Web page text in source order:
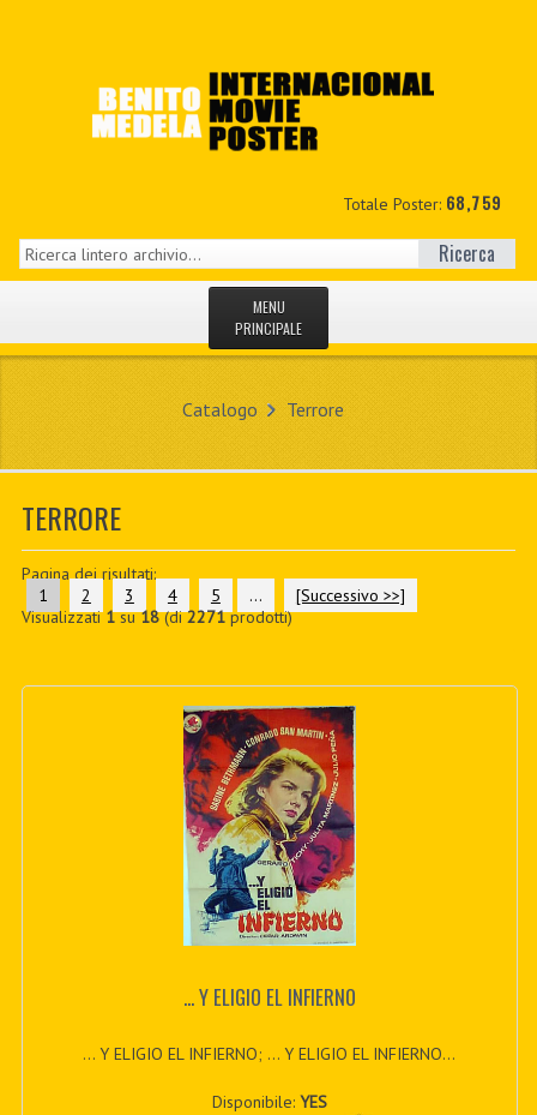
Totale Poster: 68,759
Ricerca
MENU
PRINCIPALE
IL MIO CONTO
CUSTOM PDF
Catalogo Terrore
TERRORE
Pagina dei risultati:
1
2 3 4 5 ...
[Successivo >>]
Visualizzati1su18(di2271prodotti)
... Y ELIGIO EL INFIERNO
... Y ELIGIO EL INFIERNO; ... Y ELIGIO EL INFIERNO...
Disponibile: YES